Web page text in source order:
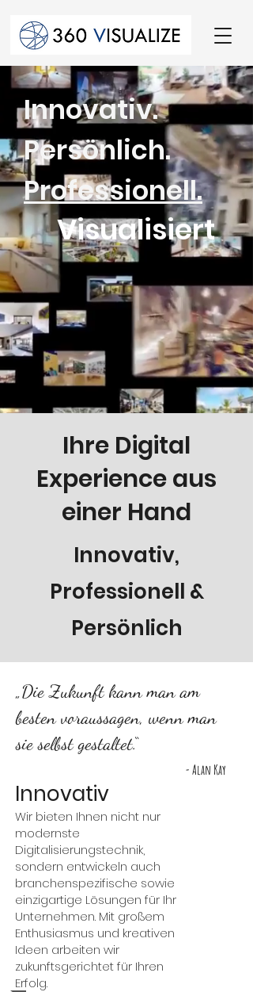
Innovativ.
Persönlich.
Professionell.
Visualisiert
Ihre Digital
Experience aus
einer Hand
Innovativ,
Professionell &
Persönlich
„Die Zukunft kann man am
besten voraussagen, wenn man
sie selbst gestaltet.“
- Alan Kay
Innovativ
Wir bieten Ihnen nicht nur
modernste
Digitalisierungstechnik,
sondern entwickeln auch
branchenspezifische sowie
einzigartige Lösungen für Ihr
Unternehmen. Mit großem
Enthusiasmus und kreativen
Ideen arbeiten wir
zukunftsgerichtet für Ihren
Erfolg.